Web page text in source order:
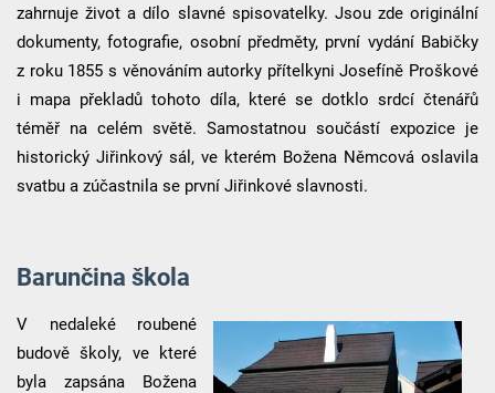
zahrnuje život a dílo slavné spisovatelky. Jsou zde originální
dokumenty, fotografie, osobní předměty, první vydání Babičky
z roku 1855 s věnováním autorky přítelkyni Josefíně Proškové
i mapa překladů tohoto díla, které se dotklo srdcí čtenářů
téměř na celém světě. Samostatnou součástí expozice je
historický Jiřinkový sál, ve kterém Božena Němcová oslavila
svatbu a zúčastnila se první Jiřinkové slavnosti.
Barunčina škola
V nedaleké roubené
budově školy, ve které
byla zapsána Božena